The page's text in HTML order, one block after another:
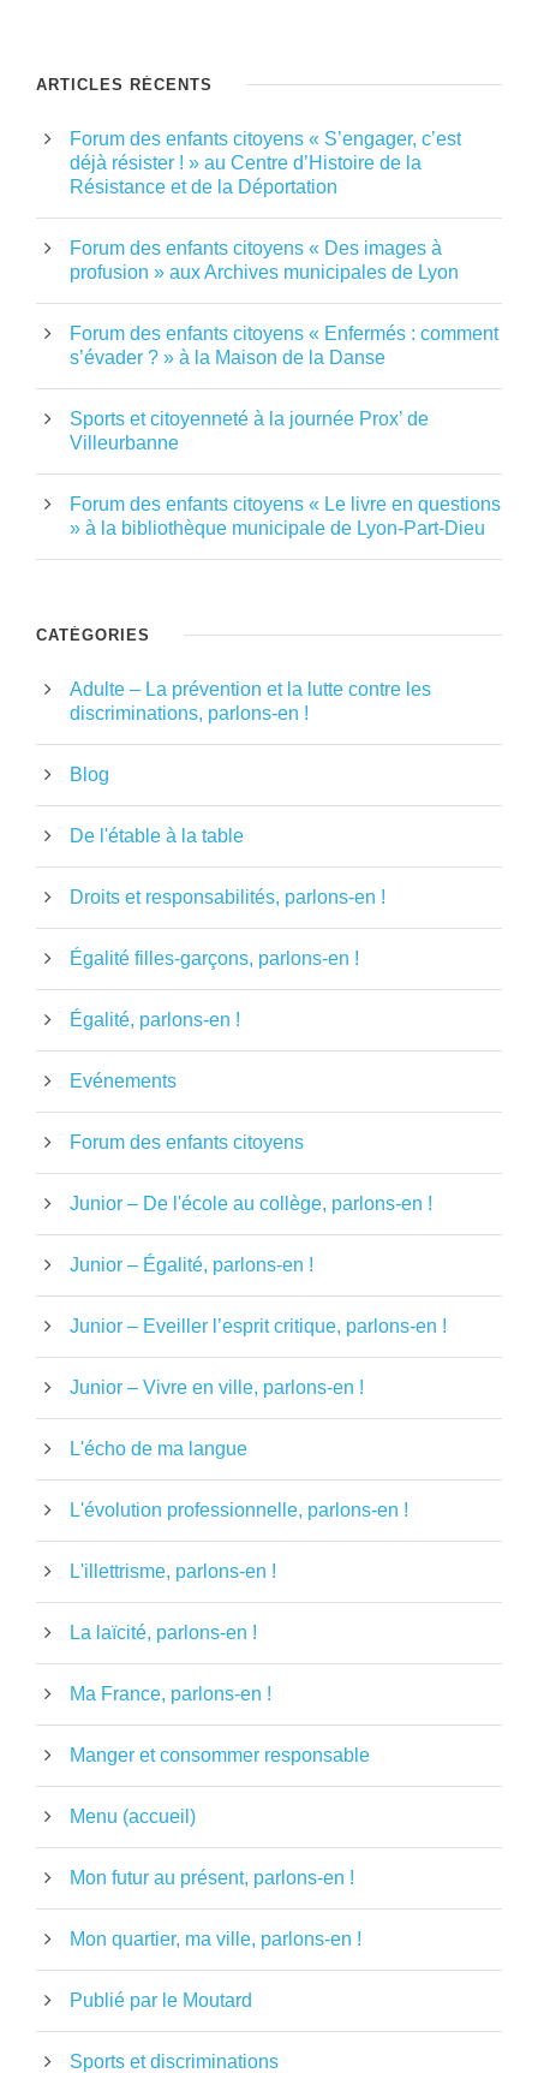
ARTICLES RÉCENTS
Forum des enfants citoyens « S’engager, c’est
déjà résister ! » au Centre d’Histoire de la
Résistance et de la Déportation
Forum des enfants citoyens « Des images à
profusion » aux Archives municipales de Lyon
Forum des enfants citoyens « Enfermés : comment
s’évader ? » à la Maison de la Danse
Sports et citoyenneté à la journée Prox’ de
Villeurbanne
Forum des enfants citoyens « Le livre en questions
» à la bibliothèque municipale de Lyon-Part-Dieu
CATÉGORIES
Adulte – La prévention et la lutte contre les
discriminations, parlons-en !
Blog
De l'étable à la table
Droits et responsabilités, parlons-en !
Égalité filles-garçons, parlons-en !
Égalité, parlons-en !
Evénements
Forum des enfants citoyens
Junior – De l'école au collège, parlons-en !
Junior – Égalité, parlons-en !
Junior – Eveiller l’esprit critique, parlons-en !
Junior – Vivre en ville, parlons-en !
L'écho de ma langue
L'évolution professionnelle, parlons-en !
L'illettrisme, parlons-en !
La laïcité, parlons-en !
Ma France, parlons-en !
Manger et consommer responsable
Menu (accueil)
Mon futur au présent, parlons-en !
Mon quartier, ma ville, parlons-en !
Publié par le Moutard
Sports et discriminations